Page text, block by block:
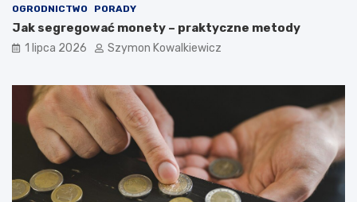
OGRODNICTWO PORADY
Jak segregować monety – praktyczne metody
1 lipca 2026 Szymon Kowalkiewicz